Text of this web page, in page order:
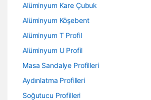
Alüminyum Kare Çubuk
Alüminyum Köşebent
Alüminyum T Profil
Alüminyum U Profil
Masa Sandalye Profilleri
Aydınlatma Profilleri
Soğutucu Profilleri